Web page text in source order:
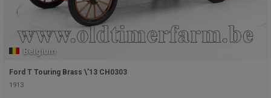
Belgium
Ford T Touring Brass \'13 CH0303
1913